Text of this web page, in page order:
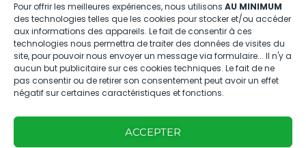
Pour offrir les meilleures expériences, nous utilisons AU MINIMUM
des technologies telles que les cookies pour stocker et/ou accéder
aux informations des appareils. Le fait de consentir à ces
technologies nous permettra de traiter des données de visites du
site, pour pouvoir nous envoyer un message via formulaire... Il n'y a
aucun but publicitaire sur ces cookies techniques. Le fait de ne
pas consentir ou de retirer son consentement peut avoir un effet
négatif sur certaines caractéristiques et fonctions.
ACCEPTER
Nous contacter
04.88.08.75.28
contactBT@bleu-tomate.fr
Kit média